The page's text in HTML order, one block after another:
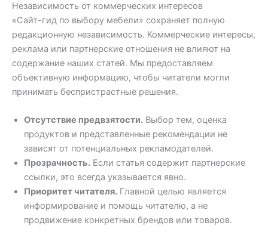
Независимость от коммерческих интересов
«Сайт-гид по выбору мебели» сохраняет полную
редакционную независимость. Коммерческие интересы,
реклама или партнерские отношения не влияют на
содержание наших статей. Мы предоставляем
объективную информацию, чтобы читатели могли
принимать беспристрастные решения.
Отсутствие предвзятости. Выбор тем, оценка
продуктов и представленные рекомендации не
зависят от потенциальных рекламодателей.
Прозрачность. Если статья содержит партнерские
ссылки, это всегда указывается явно.
Приоритет читателя. Главной целью является
информирование и помощь читателю, а не
продвижение конкретных брендов или товаров.